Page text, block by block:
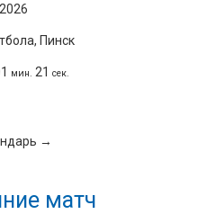
Пинск
мин. 20 сек.
→
матч